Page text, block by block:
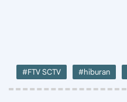
#FTV SCTV #hiburan